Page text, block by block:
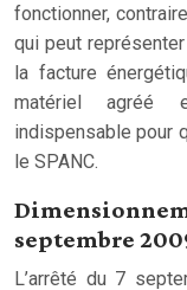
fonctionner,
qui peut
la facture
matériel agréé
indispensable pour
le SPANC.
septembre
L’arrêté du 7